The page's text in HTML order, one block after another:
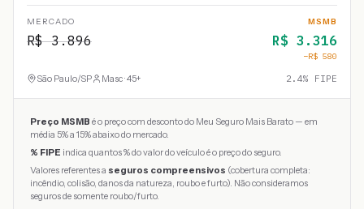
MERCADO
R$3.896
MSMB
R$ 3.316
−R$ 580
São Paulo/SP Masc · 45+ 2.4% FIPE
Preço MSMB é o preço com desconto do Meu Seguro Mais Barato — em
média 5% a 15% abaixo do mercado.
% FIPE indica quantos % do valor do veículo é o preço do seguro.
Valores referentes a seguros compreensivos (cobertura completa:
incêndio, colisão, danos da natureza, roubo e furto). Não consideramos
seguros de somente roubo/furto.